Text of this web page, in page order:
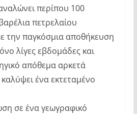
περίπου 100
πετρελαίου
την παγκόσμια αποθήκευση
λίγες εβδομάδες και
απόθεμα αρκετά
ένα εκτεταμένο
σε ένα γεωγραφικό